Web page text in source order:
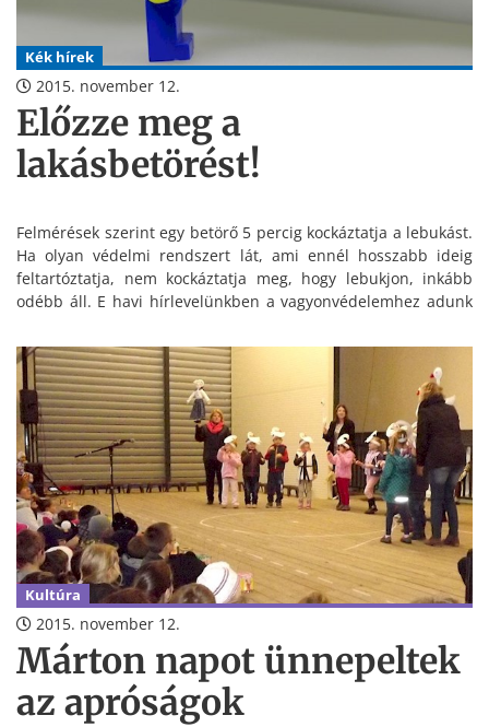
Kék hírek
2015. november 12.
Előzze meg a
lakásbetörést!
Felmérések szerint egy betörő 5 percig kockáztatja a lebukást.
Ha olyan védelmi rendszert lát, ami ennél hosszabb ideig
feltartóztatja, nem kockáztatja meg, hogy lebukjon, inkább
odébb áll. E havi hírlevelünkben a vagyonvédelemhez adunk
Kultúra
2015. november 12.
Márton napot ünnepeltek
az apróságok